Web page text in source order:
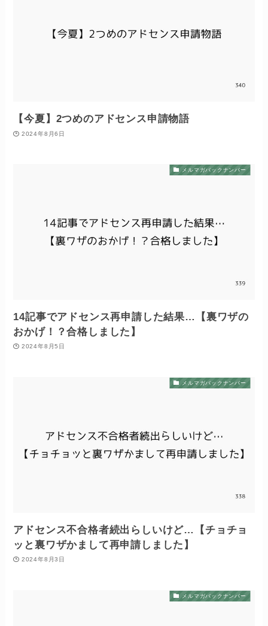
【今夏】2つめのアドセンス申請物語
2024年8月6日
メルマガバックナンバー
14記事でアドセンス再申請した結果…【裏ワザの
おかげ！？合格しました】
2024年8月5日
メルマガバックナンバー
アドセンス不合格者続出らしいけど…【チョチョ
ッと裏ワザかまして再申請しました】
2024年8月3日
メルマガバックナンバー